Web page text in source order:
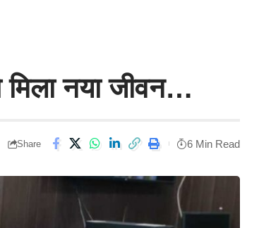
मिला नया जीवन…
Share 6 Min Read